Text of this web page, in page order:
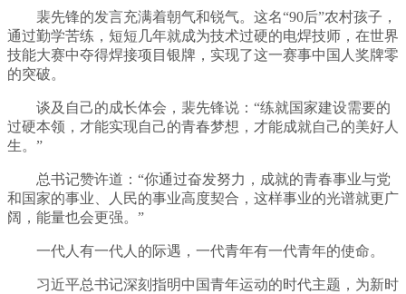
裴先锋的发言充满着朝气和锐气。这名“90后”农村孩子，
通过勤学苦练，短短几年就成为技术过硬的电焊技师，在世界
技能大赛中夺得焊接项目银牌，实现了这一赛事中国人奖牌零
的突破。
谈及自己的成长体会，裴先锋说：“练就国家建设需要的
过硬本领，才能实现自己的青春梦想，才能成就自己的美好人
生。”
总书记赞许道：“你通过奋发努力，成就的青春事业与党
和国家的事业、人民的事业高度契合，这样事业的光谱就更广
阔，能量也会更强。”
一代人有一代人的际遇，一代青年有一代青年的使命。
习近平总书记深刻指明中国青年运动的时代主题，为新时